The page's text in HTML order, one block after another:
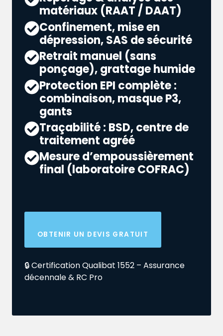
matériaux (RAAT / DAAT)
Confinement, mise en
dépression, SAS de sécurité
Retrait manuel (sans
ponçage), grattage humide
Protection EPI complète :
combinaison, masque P3,
gants
Traçabilité : BSD, centre de
traitement agréé
Mesure d’empoussièrement
final (laboratoire COFRAC)
OBTENIR UN DEVIS GRATUIT
🔒 Certification Qualibat 1552 – Assurance
décennale & RC Pro